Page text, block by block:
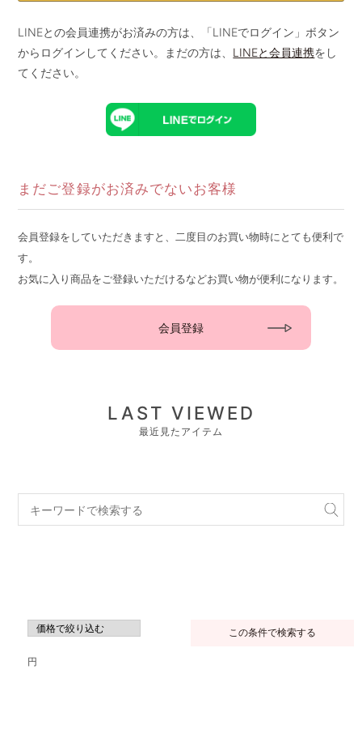
LINEとの会員連携がお済みの方は、「LINEでログイン」ボタン
からログインしてください。まだの方は、 LINEと会員連携をし
てください。
まだご登録がお済みでないお客様
会員登録をしていただきますと、二度目のお買い物時にとても便利で
す。
お気に入り商品をご登録いただけるなどお買い物が便利になります。
会員登録
LAST VIEWED
最近見たアイテム
円
この条件で検索する